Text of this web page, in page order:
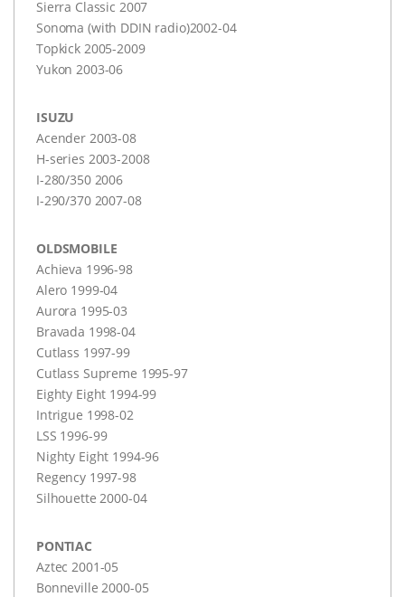
Sierra Classic 2007
Sonoma (with DDIN radio)2002-04
Topkick 2005-2009
Yukon 2003-06
ISUZU
Acender 2003-08
H-series 2003-2008
I-280/350 2006
I-290/370 2007-08
OLDSMOBILE
Achieva 1996-98
Alero 1999-04
Aurora 1995-03
Bravada 1998-04
Cutlass 1997-99
Cutlass Supreme 1995-97
Eighty Eight 1994-99
Intrigue 1998-02
LSS 1996-99
Nighty Eight 1994-96
Regency 1997-98
Silhouette 2000-04
PONTIAC
Aztec 2001-05
Bonneville 2000-05